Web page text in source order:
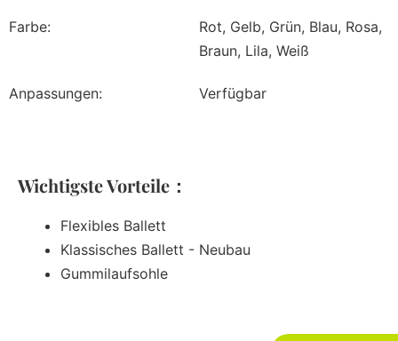
Farbe:
Rot, Gelb, Grün, Blau, Rosa,
Braun, Lila, Weiß
Anpassungen: Verfügbar
Wichtigste Vorteile：
Flexibles Ballett
Klassisches Ballett - Neubau
Gummilaufsohle